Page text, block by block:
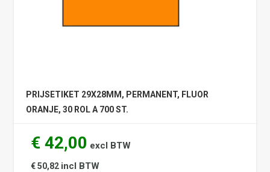
PRIJSETIKET 29X28MM, PERMANENT, FLUOR
ORANJE, 30 ROL A 700 ST.
€ 42,00 excl BTW
€ 50,82 incl BTW